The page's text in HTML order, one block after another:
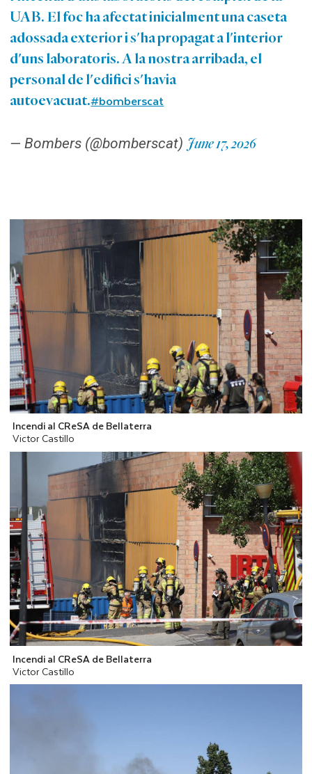
UAB. El foc ha afectat inicialment una caseta
adossada exterior i s'ha propagat a l'interior
d'uns laboratoris. A la nostra arribada, el
personal de l'edifici s'havia
autoevacuat.#bomberscat
— Bombers (@bomberscat) June 17, 2026
Incendi al CReSA de Bellaterra
Victor Castillo
Incendi al CReSA de Bellaterra
Victor Castillo